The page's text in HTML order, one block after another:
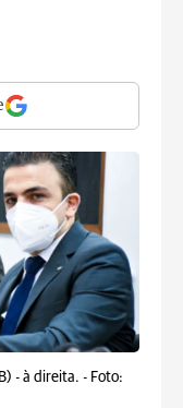
- à direita. - Foto: